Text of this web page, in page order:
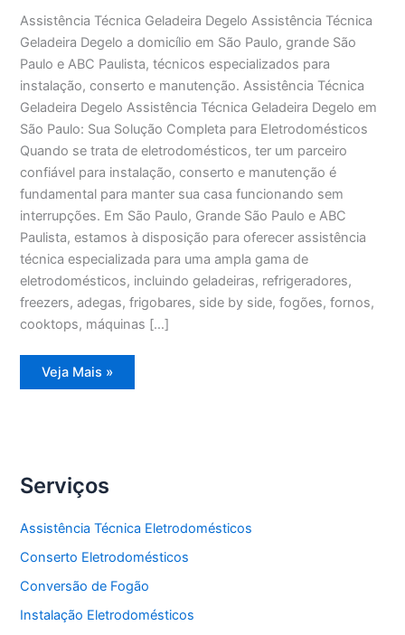
Assistência Técnica Geladeira Degelo Assistência Técnica
Geladeira Degelo a domicílio em São Paulo, grande São
Paulo e ABC Paulista, técnicos especializados para
instalação, conserto e manutenção. Assistência Técnica
Geladeira Degelo Assistência Técnica Geladeira Degelo em
São Paulo: Sua Solução Completa para Eletrodomésticos
Quando se trata de eletrodomésticos, ter um parceiro
confiável para instalação, conserto e manutenção é
fundamental para manter sua casa funcionando sem
interrupções. Em São Paulo, Grande São Paulo e ABC
Paulista, estamos à disposição para oferecer assistência
técnica especializada para uma ampla gama de
eletrodomésticos, incluindo geladeiras, refrigeradores,
freezers, adegas, frigobares, side by side, fogões, fornos,
cooktops, máquinas […]
Assistência
Técnica
Veja Mais »
Serviços
Assistência Técnica Eletrodomésticos
Conserto Eletrodomésticos
Conversão de Fogão
Instalação Eletrodomésticos